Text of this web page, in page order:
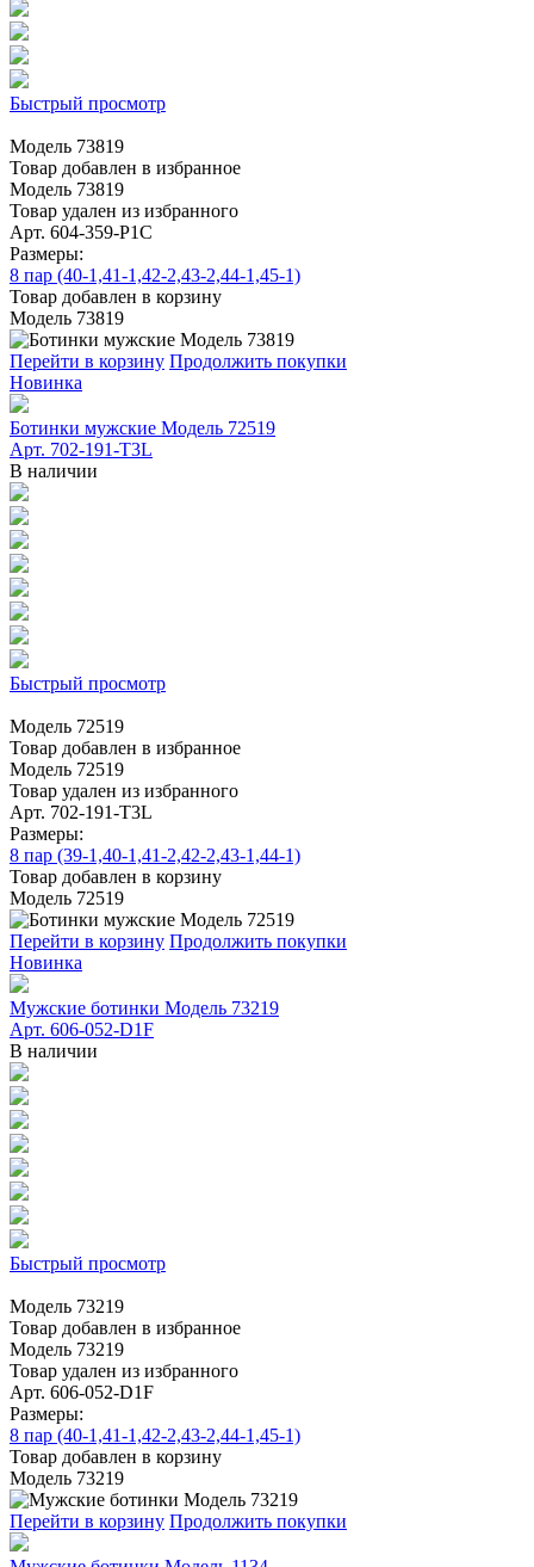
Быстрый просмотр
Модель 73819
Товар добавлен в избранное
Модель 73819
Товар удален из избранного
Арт. 604-359-Р1С
Размеры:
8 пар (40-1,41-1,42-2,43-2,44-1,45-1)
Товар добавлен в корзину
Модель 73819
Перейти в корзину Продолжить покупки
Новинка
Ботинки мужские Модель 72519
Арт. 702-191-T3L
В наличии
Быстрый просмотр
Модель 72519
Товар добавлен в избранное
Модель 72519
Товар удален из избранного
Арт. 702-191-T3L
Размеры:
8 пар (39-1,40-1,41-2,42-2,43-1,44-1)
Товар добавлен в корзину
Модель 72519
Перейти в корзину Продолжить покупки
Новинка
Мужские ботинки Модель 73219
Арт. 606-052-D1F
В наличии
Быстрый просмотр
Модель 73219
Товар добавлен в избранное
Модель 73219
Товар удален из избранного
Арт. 606-052-D1F
Размеры:
8 пар (40-1,41-1,42-2,43-2,44-1,45-1)
Товар добавлен в корзину
Модель 73219
Перейти в корзину Продолжить покупки